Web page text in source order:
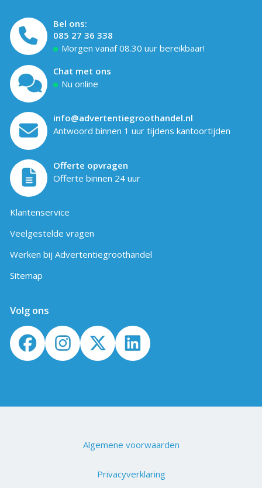
Bel ons:
085 27 36 338
Morgen vanaf 08.30 uur bereikbaar!
Chat met ons
Nu online
info@advertentiegroothandel.nl
Antwoord binnen 1 uur tijdens kantoortijden
Offerte opvragen
Offerte binnen 24 uur
Klantenservice
Veelgestelde vragen
Werken bij Advertentiegroothandel
Sitemap
Volg ons
Algemene voorwaarden
Privacyverklaring